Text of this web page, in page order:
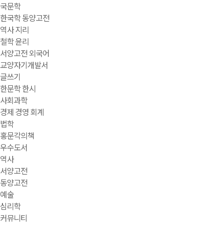
국문학
한국학 동양고전
역사 지리
철학 윤리
서양고전 외국어
교양자기개발서
글쓰기
한문학 한시
사회과학
경제 경영 회계
법학
홍문각의책
우수도서
역사
서양고전
동양고전
예술
심리학
커뮤니티